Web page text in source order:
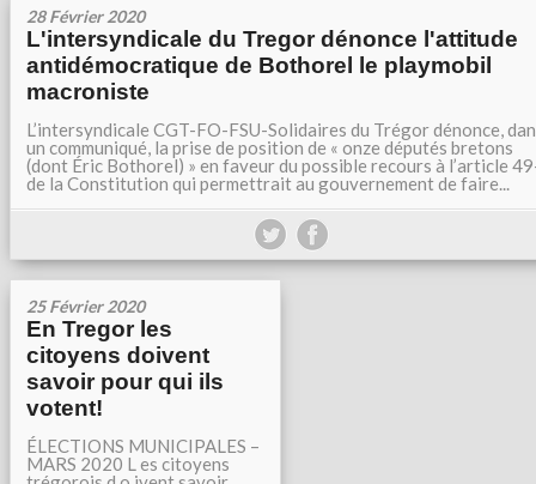
28 Février 2020
L'intersyndicale du Tregor dénonce l'attitude
antidémocratique de Bothorel le playmobil
macroniste
L’intersyndicale CGT-FO-FSU-Solidaires du Trégor dénonce,
un communiqué, la prise de position de « onze députés bretons
(dont Éric Bothorel) » en faveur du possible recours à l’article
de la Constitution qui permettrait au gouvernement de faire...
25 Février 2020
En Tregor les
citoyens doivent
savoir pour qui ils
votent!
ÉLECTIONS MUNICIPALES –
MARS 2020 L es citoyens